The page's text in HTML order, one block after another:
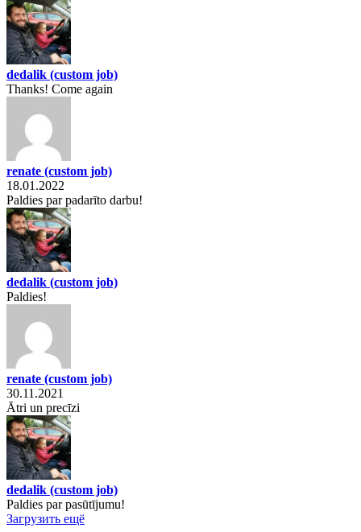
dedalik (custom job)
Thanks! Come again
renate (custom job)
18.01.2022
Paldies par padarīto darbu!
dedalik (custom job)
Paldies!
renate (custom job)
30.11.2021
Ātri un precīzi
dedalik (custom job)
Paldies par pasūtījumu!
Загрузить ещё